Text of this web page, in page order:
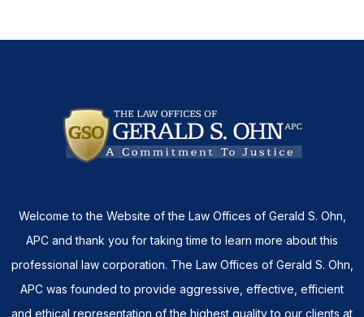
Welcome to the Website of the Law Offices of Gerald S. Ohn,
APC and thank you for taking time to learn more about this
professional law corporation. The Law Offices of Gerald S. Ohn,
APC was founded to provide aggressive, effective, efficient
and ethical representation of the highest quality to our clients at